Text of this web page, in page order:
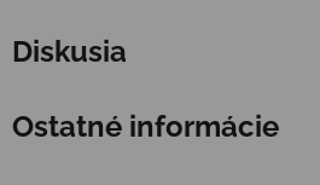
Diskusia
Ostatné informácie